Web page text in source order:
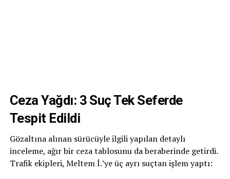
Ceza Yağdı: 3 Suç Tek Seferde
Tespit Edildi
Gözaltına alınan sürücüyle ilgili yapılan detaylı
inceleme, ağır bir ceza tablosunu da beraberinde getirdi.
Trafik ekipleri, Meltem İ.’ye üç ayrı suçtan işlem yaptı: